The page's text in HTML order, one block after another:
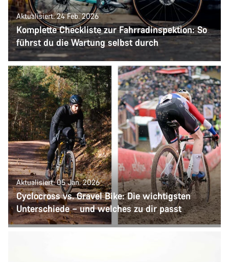
Aktualisiert: 24 Feb. 2026
Komplette Checkliste zur Fahrradinspektion: So
führst du die Wartung selbst durch
Aktualisiert: 05 Jan. 2026
Cyclocross vs. Gravel Bike: Die wichtigsten
Unterschiede – und welches zu dir passt